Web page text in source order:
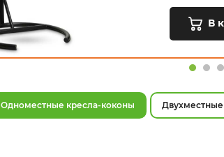
В
Одноместные кресла-коконы